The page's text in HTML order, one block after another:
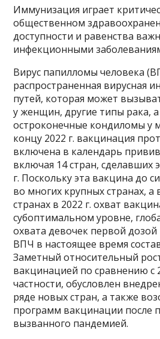
Иммунизация играет
общественном
доступности и равенства
инфекционными
Вирус папилломы человека
распространенная вирусная
путей, которая может
у женщин, другие типы рака,
остроконечные кондиломы у
концу 2022 г. вакцинация
включена в календарь
включая 14 стран, сделавших
г. Поскольку эта вакцина до
во многих крупных странах, а
странах в 2022 г. охват
субоптимальном уровне,
охвата девочек первой
ВПЧ в настоящее время
Заметный относительный
вакцинацией по сравнению с
частности, обусловлен
ряде новых стран, а также
программ вакцинации после
вызванного пандемией.